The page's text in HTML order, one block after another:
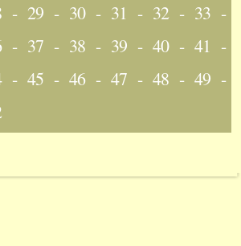
- 29 - 30 - 31 - 32 - 33 -
- 37 - 38 - 39 - 40 - 41 -
- 45 - 46 - 47 - 48 - 49 -